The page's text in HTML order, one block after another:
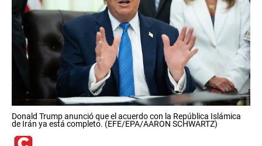
Donald Trump anunció que el acuerdo con la República Islámica
de Irán ya está completo. (EFE/EPA/AARON SCHWARTZ)